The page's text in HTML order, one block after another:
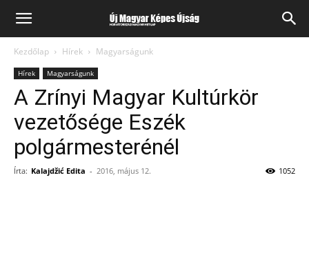
Kezdőlap Hírek Magyarságunk
Hírek Magyarságunk
A Zrínyi Magyar Kultúrkör
vezetősége Eszék
polgármesterénél
Írta: Kalajdžić Edita - 2016, május 12. 1052